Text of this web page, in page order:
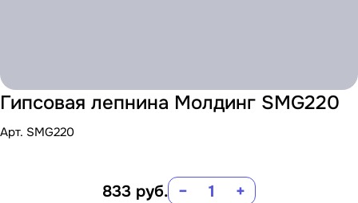
Гипсовая лепнина Молдинг SMG220
Арт. SMG220
833 руб. − +